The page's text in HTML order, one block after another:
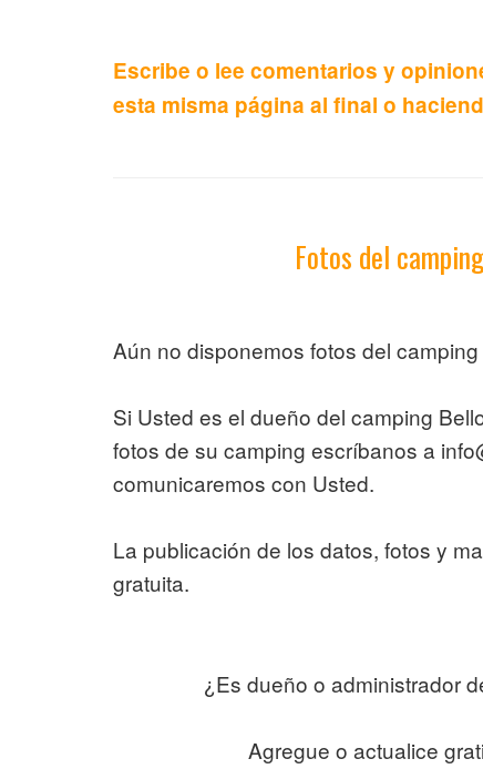
Escribe o lee comentarios y
esta misma página al final o
Fotos del
Aún no disponemos fotos del
Si Usted es el dueño del camping
fotos de su camping escríbanos a
comunicaremos con Usted.
La publicación de los datos, fotos y
gratuita.
¿Es dueño o administrador
Agregue o actualice